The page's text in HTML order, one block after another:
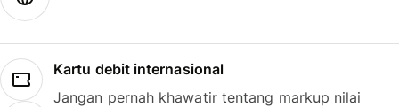
Kartu debit internasional
Jangan pernah khawatir tentang markup nilai